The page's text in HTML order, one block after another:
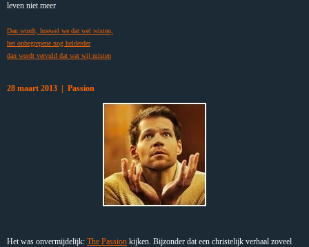
leven niet meer
Dan wordt, hoewel we dat wel wisten,
het onbegrepene nog helderder
dan wordt vervuld dat wat wij misten
28 maart 2013 | Passion
Het was onvermijdelijk: The Passion kijken. Bijzonder dat een christelijk verhaal zoveel